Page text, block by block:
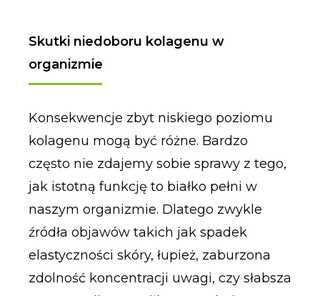
Skutki niedoboru kolagenu w
organizmie
Konsekwencje zbyt niskiego poziomu
kolagenu mogą być różne. Bardzo
często nie zdajemy sobie sprawy z tego,
jak istotną funkcję to białko pełni w
naszym organizmie. Dlatego zwykle
źródła objawów takich jak spadek
elastyczności skóry, łupież, zaburzona
zdolność koncentracji uwagi, czy słabsza